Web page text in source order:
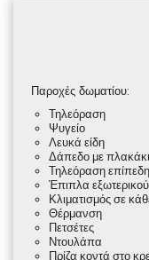
Παροχές δωματίου:
Τηλεόραση
Ψυγείο
Λευκά είδη
Δάπεδο με
Τηλεόραση
Έπιπλα
Κλιματισμός σε
Θέρμανση
Πετσέτες
Ντουλάπα
Πρίζα κοντά στο